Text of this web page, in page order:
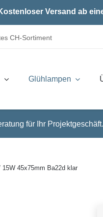
Versand ab
CH-Sortiment
Glühlampen
für Ihr Projektgeschäft.
15W 45x75mm Ba22d klar